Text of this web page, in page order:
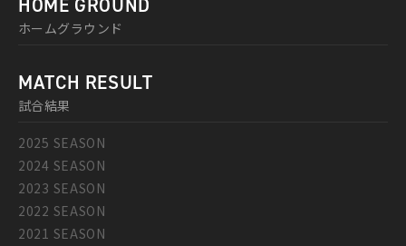
HOME GROUND
ホームグラウンド
MATCH RESULT
試合結果
2025 SEASON
2024 SEASON
2023 SEASON
2022 SEASON
2021 SEASON